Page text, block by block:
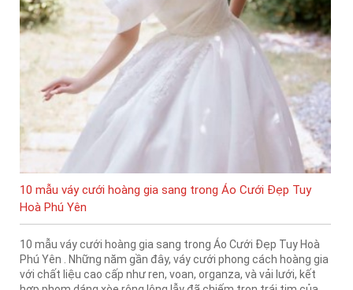
10 mẫu váy cưới hoàng gia sang trong Áo Cưới Đẹp Tuy
Hoà Phú Yên
10 mẫu váy cưới hoàng gia sang trong Áo Cưới Đẹp Tuy Hoà
Phú Yên . Những năm gần đây, váy cưới phong cách hoàng gia
với chất liệu cao cấp như ren, voan, organza, và vải lưới, kết